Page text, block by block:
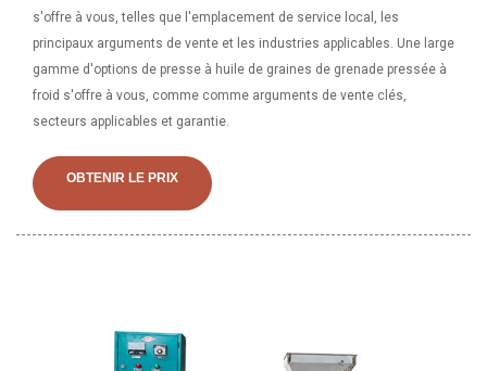
s'offre à vous, telles que l'emplacement de service local, les
principaux arguments de vente et les industries applicables. Une large
gamme d'options de presse à huile de graines de grenade pressée à
froid s'offre à vous, comme comme arguments de vente clés,
secteurs applicables et garantie.
OBTENIR LE PRIX